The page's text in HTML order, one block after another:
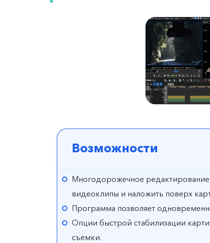
Возможности
Многодорожечное редактирование
видеоклипы и наложить поверх
Программа позволяет
Опции быстрой стабилизации
съемки.